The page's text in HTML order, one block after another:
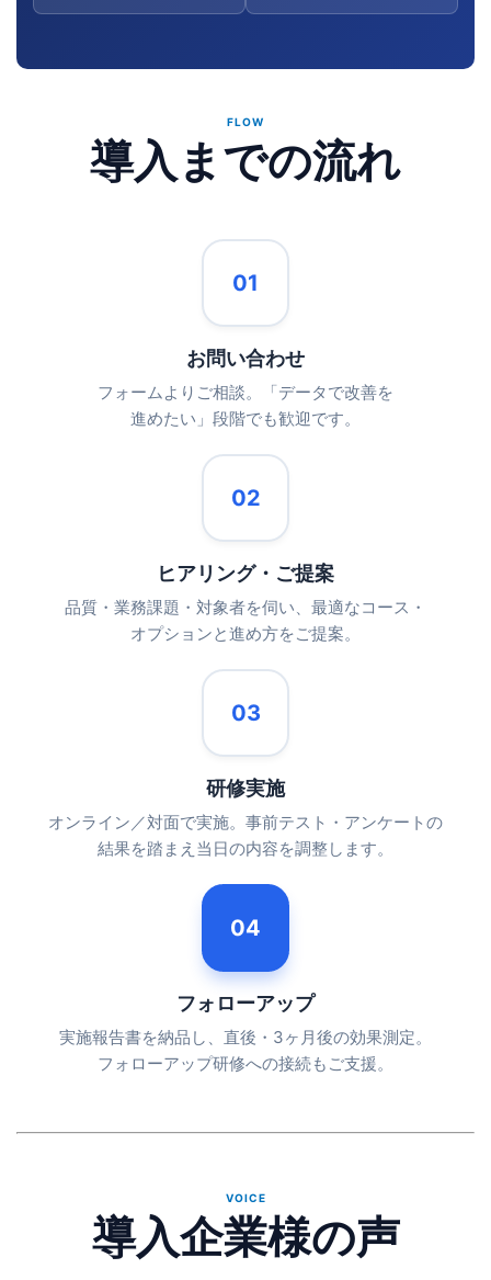
FLOW
導入までの流れ
01
お問い合わせ
フォームよりご相談。「データで改善を
進めたい」段階でも歓迎です。
02
ヒアリング・ご提案
品質・業務課題・対象者を伺い、最適なコース・
オプションと進め方をご提案。
03
研修実施
オンライン／対面で実施。事前テスト・アンケートの
結果を踏まえ当日の内容を調整します。
04
フォローアップ
実施報告書を納品し、直後・3ヶ月後の効果測定。
フォローアップ研修への接続もご支援。
VOICE
導入企業様の声